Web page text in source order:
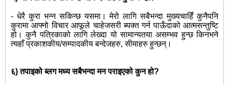
- धेरै कुरा भन्न सकिन्छ यसमा। मेरो लागि सबैभन्दा मुख्यचाहिँ कुनैपनि
कुरामा आफ्नो विचार आफूले चाहेजसरी ब्यक्त गर्न पाऊँदाको आत्मसन्तुष्टि
हो। कुनै पत्रिकाको लागि लेख्दा यो सामान्यतया असम्भव हुन्छ किनभने
त्यहाँ प्रकाशकीय/सम्पादकीय बन्देजहरु, सीमाहरु हुन्छन्।
६) तपाइको ब्लग मध्य सबैभन्दा मन पराइएको कुन हो?